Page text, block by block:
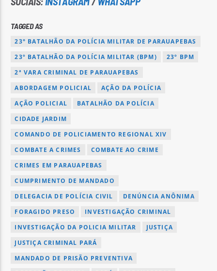
TAGGED AS
23° BATALHÃO DA POLÍCIA MILITAR DE PARAUAPEBAS
23º BATALHÃO DA POLÍCIA MILITAR (BPM)
23º BPM
2ª VARA CRIMINAL DE PARAUAPEBAS
ABORDAGEM POLICIAL
AÇÃO DA POLÍCIA
AÇÃO POLICIAL
BATALHÃO DA POLÍCIA
CIDADE JARDIM
COMANDO DE POLICIAMENTO REGIONAL XIV
COMBATE A CRIMES
COMBATE AO CRIME
CRIMES EM PARAUAPEBAS
CUMPRIMENTO DE MANDADO
DELEGACIA DE POLÍCIA CIVIL
DENÚNCIA ANÔNIMA
FORAGIDO PRESO
INVESTIGAÇÃO CRIMINAL
INVESTIGAÇÃO DA POLICIA MILITAR
JUSTIÇA
JUSTIÇA CRIMINAL PARÁ
MANDADO DE PRISÃO PREVENTIVA